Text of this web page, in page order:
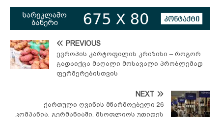
PREVIOUS
ევროპის კარტოფილის კრიზისი – როგორ
გადაიქცა მაღალი მოსავალი პრობლემად
ფერმერებისთვის
NEXT
ქართული ღვინის მწარმოებელი 26
კომპანია, გერმანიაში, მსოფლიოს უდიდეს